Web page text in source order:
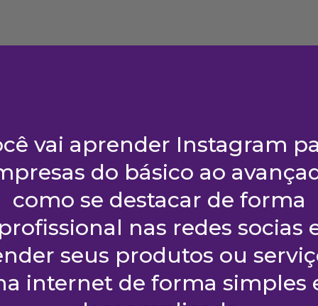
vai aprender Instagram
do básico ao
como se destacar de forma
profissional nas redes socias
seus produtos ou
internet de forma simples